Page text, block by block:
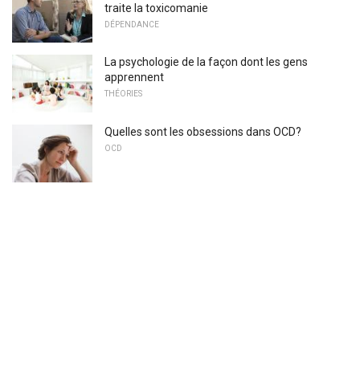
traite la toxicomanie
DÉPENDANCE
La psychologie de la façon dont les gens
apprennent
THÉORIES
Quelles sont les obsessions dans OCD?
OCD